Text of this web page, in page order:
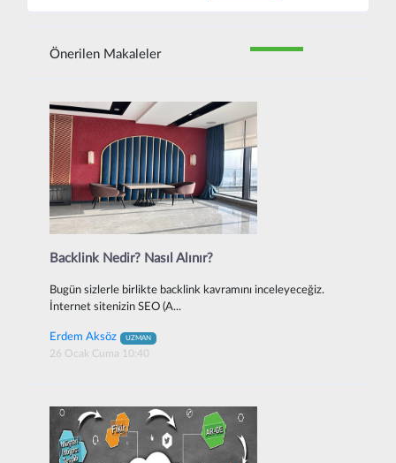
Önerilen Makaleler
Backlink Nedir? Nasıl Alınır?
Bugün sizlerle birlikte backlink kavramını inceleyeceğiz.
İnternet sitenizin SEO (A...
Erdem Aksöz UZMAN
26 Ocak Cuma 10:40